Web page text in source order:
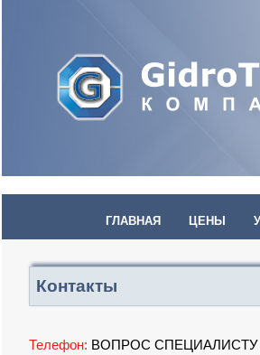
ГЛАВНАЯ ЦЕНЫ
Контакты
Телефон: ВОПРОС СПЕЦИАЛИСТУ